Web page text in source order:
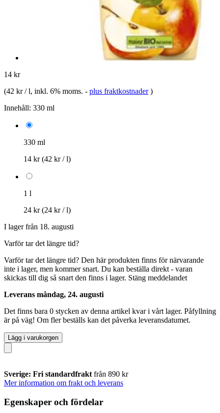
14 kr
(42 kr / l, inkl. 6% moms. - plus fraktkostnader )
Innehåll: 330 ml
330 ml
14 kr(42 kr / l)
1 l
24 kr(24 kr / l)
I lager från 18. augusti
Varför tar det längre tid?
Varför tar det längre tid? Den här produkten finns för närvarande
inte i lager, men kommer snart. Du kan beställa direkt - varan
skickas till dig så snart den finns i lager. Stäng meddelandet
Leverans måndag, 24. augusti
Det finns bara 0 stycken av denna artikel kvar i vårt lager. Påfyllning
är på väg! Om fler beställs kan det påverka leveransdatumet.
Lägg i varukorgen
Sverige: Fri standardfrakt från 890 kr
Mer information om frakt och leverans
Egenskaper och fördelar